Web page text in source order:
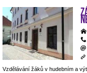
Vzdělávání žáků v hudebním a